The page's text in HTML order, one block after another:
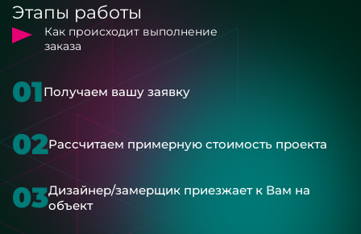
Этапы работы
Как происходит выполнение
заказа
01Получаем вашу заявку
02Рассчитаем примерную стоимость проекта
03Дизайнер/замерщик приезжает к Вам на
объект